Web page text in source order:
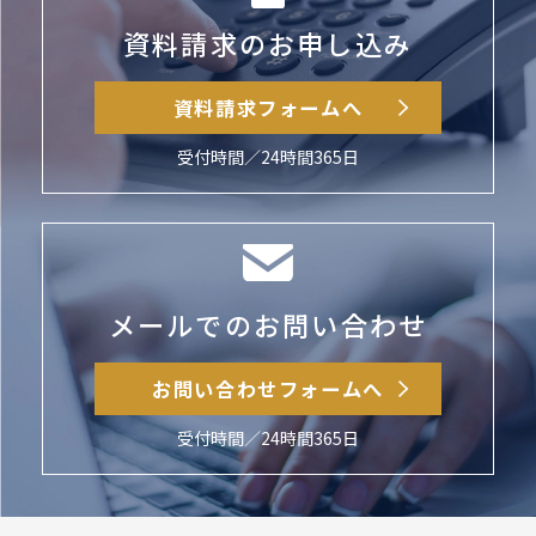
資料請求のお申し込み
資料請求フォームへ
受付時間／24時間365日
メールでのお問い合わせ
お問い合わせフォームへ
受付時間／24時間365日